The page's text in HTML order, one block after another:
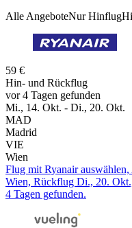
Alle AngeboteNur Hinflug
59 €
Hin- und Rückflug
vor 4 Tagen gefunden
Mi., 14. Okt. - Di., 20. Okt.
MAD
Madrid
VIE
Wien
Flug mit Ryanair
Wien, Rückflug Di., 20.
4 Tagen gefunden.